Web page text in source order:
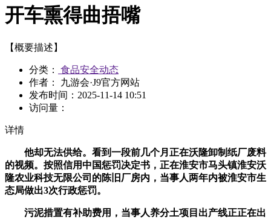
开车熏得曲捂嘴
【概要描述】
分类：
食品安全动态
作者： 九游会·J9官方网站
发布时间： 2025-11-14 10:51
访问量：
详情
他却无法供给。看到一段前几个月正在沃隆卸制纸厂废料
的视频。按照信用中国惩罚决定书，正在淮安市马头镇淮安沃
隆农业科技无限公司的陈旧厂房内，当事人两年内被淮安市生
态局做出3次行政惩罚。
污泥措置有补助费用，当事人养分土项目出产线正正在出